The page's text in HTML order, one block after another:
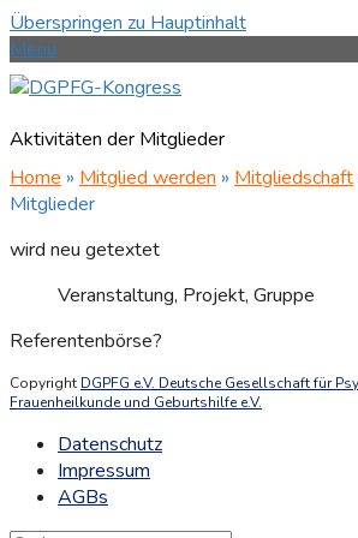
Überspringen zu Hauptinhalt
Menü
Aktivitäten der Mitglieder
Home » Mitglied werden » Mitgliedschaft
Mitglieder
wird neu getextet
Veranstaltung, Projekt, Gruppe
Referentenbörse?
Copyright DGPFG e.V. Deutsche Gesellschaft für
Frauenheilkunde und Geburtshilfe e.V.
Datenschutz
Impressum
AGBs